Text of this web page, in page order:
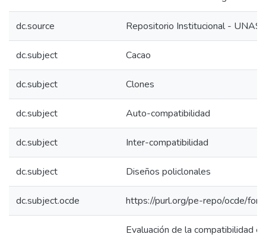
dc.source Repositorio Institucional - UNAS
dc.subject Cacao
dc.subject Clones
dc.subject Auto-compatibilidad
dc.subject Inter-compatibilidad
dc.subject Diseños policlonales
dc.subject.ocde https://purl.org/pe-repo/ocde/
Evaluación de la compatibilidad e